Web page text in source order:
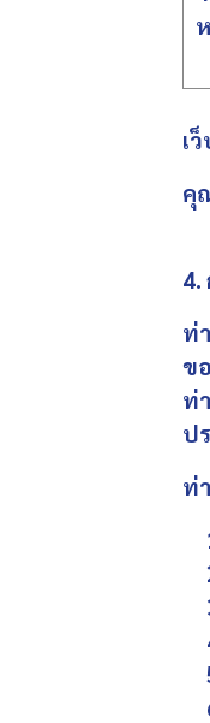
เ
คุ
4.
ท่
ข
ท่
ป
ท่